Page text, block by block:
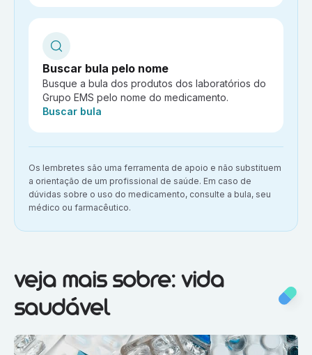
Buscar bula pelo nome
Busque a bula dos produtos dos laboratórios do
Grupo EMS pelo nome do medicamento.
Ação:
Buscar bula
Aviso importante:
Os lembretes são uma ferramenta de apoio e não substituem
a orientação de um profissional de saúde. Em caso de
dúvidas sobre o uso do medicamento, consulte a bula, seu
médico ou farmacêutico.
Veja mais sobre:Vida saudável
veja mais sobre: vida
saudável